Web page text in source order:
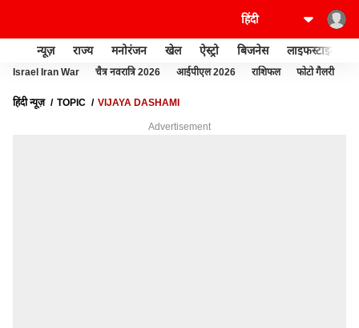
न्यूज़ राज्य मनोरंजन खेल ऐस्ट्रो बिजनेस लाइफस्टाइल
Israel Iran War चैत्र नवरात्रि 2026 आईपीएल 2026 राशिफल फोटो गैलरी
हिंदी न्यूज़ TOPIC VIJAYA DASHAMI
Advertisement